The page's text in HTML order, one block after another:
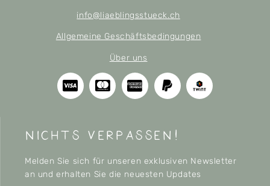
info@liaeblingsstueck.ch
Allgemeine Geschäftsbedingungen
Über uns
nichts verpassen!
Melden Sie sich für unseren exklusiven Newsletter
an und erhalten Sie die neuesten Updates